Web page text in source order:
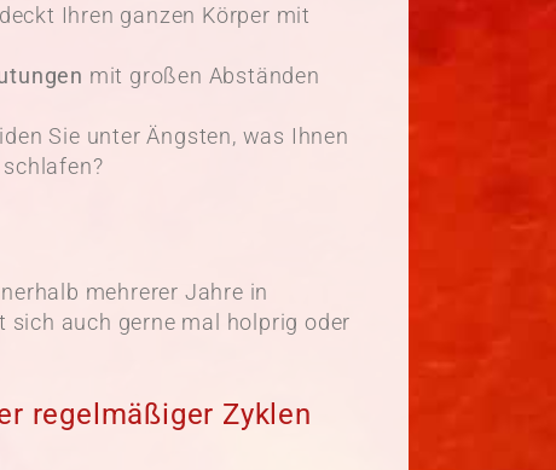
Ihren ganzen Körper mit
mit großen Abständen
Sie unter Ängsten, was Ihnen
mehrerer Jahre in
auch gerne mal holprig oder
regelmäßiger Zyklen